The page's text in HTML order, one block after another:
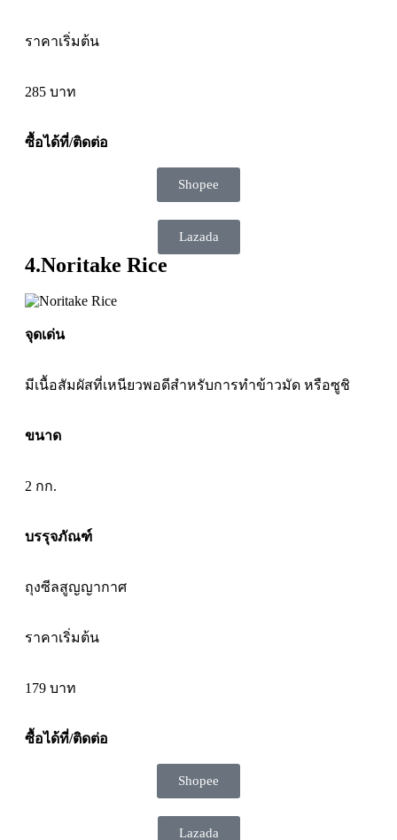
ราคาเริ่มต้น
285 บาท
ซื้อได้ที่/ติดต่อ
Shopee
Lazada
4.Noritake Rice
จุดเด่น
มีเนื้อสัมผัสที่เหนียวพอดีสำหรับการทำข้าวมัด หรือซูชิ
ขนาด
2 กก.
บรรุจภัณฑ์
ถุงซีลสูญญากาศ
ราคาเริ่มต้น
179 บาท
ซื้อได้ที่/ติดต่อ
Shopee
Lazada